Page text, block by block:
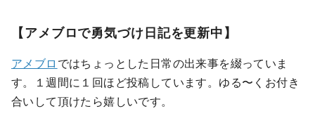
【アメブロで勇気づけ日記を更新中】
アメブロ ではちょっとした日常の出来事を綴っていま
す。１週間に１回ほど投稿しています。ゆる〜くお付き
合いして頂けたら嬉しいです。